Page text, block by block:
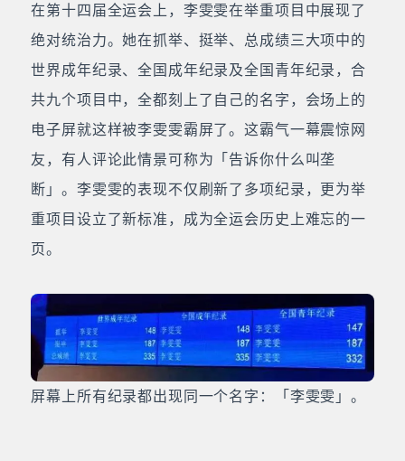
在第十四届全运会上，李雯雯在举重项目中展现了
绝对统治力。她在抓举、挺举、总成绩三大项中的
世界成年纪录、全国成年纪录及全国青年纪录，合
共九个项目中，全都刻上了自己的名字，会场上的
电子屏就这样被李雯雯霸屏了。这霸气一幕震惊网
友，有人评论此情景可称为「告诉你什么叫垄
断」。李雯雯的表现不仅刷新了多项纪录，更为举
重项目设立了新标准，成为全运会历史上难忘的一
页。
屏幕上所有纪录都出现同一个名字：「李雯雯」。